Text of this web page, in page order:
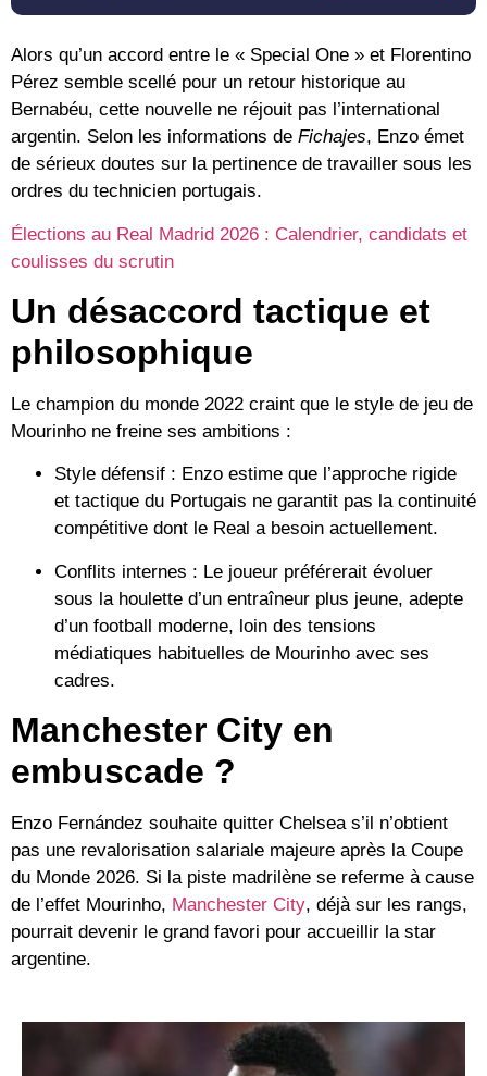
Alors qu’un accord entre le « Special One » et Florentino
Pérez semble scellé pour un retour historique au
Bernabéu, cette nouvelle ne réjouit pas l’international
argentin. Selon les informations de Fichajes, Enzo émet
de sérieux doutes sur la pertinence de travailler sous les
ordres du technicien portugais.
Élections au Real Madrid 2026 : Calendrier, candidats et
coulisses du scrutin
Un désaccord tactique et
philosophique
Le champion du monde 2022 craint que le style de jeu de
Mourinho ne freine ses ambitions :
Style défensif : Enzo estime que l’approche rigide
et tactique du Portugais ne garantit pas la continuité
compétitive dont le Real a besoin actuellement.
Conflits internes : Le joueur préférerait évoluer
sous la houlette d’un entraîneur plus jeune, adepte
d’un football moderne, loin des tensions
médiatiques habituelles de Mourinho avec ses
cadres.
Manchester City en
embuscade ?
Enzo Fernández souhaite quitter Chelsea s’il n’obtient
pas une revalorisation salariale majeure après la Coupe
du Monde 2026. Si la piste madrilène se referme à cause
de l’effet Mourinho, Manchester City, déjà sur les rangs,
pourrait devenir le grand favori pour accueillir la star
argentine.